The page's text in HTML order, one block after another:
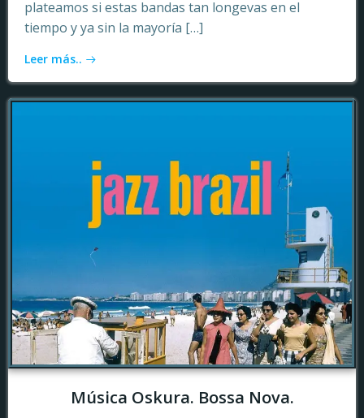
plateamos si estas bandas tan longevas en el
tiempo y ya sin la mayoría […]
Leer más..
Música Oskura. Bossa Nova.